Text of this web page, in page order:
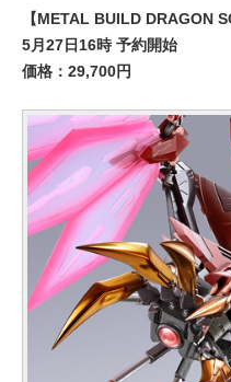
【METAL BUILD DRAGON
5月27日16時 予約開始
価格：29,700円